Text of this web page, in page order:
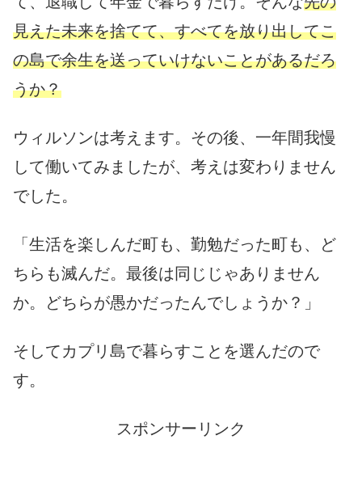
見えた未来を捨てて、すべてを放り出してこ
の島で余生を送っていけないことがあるだろ
うか？
ウィルソンは考えます。その後、一年間我慢
して働いてみましたが、考えは変わりません
でした。
「生活を楽しんだ町も、勤勉だった町も、ど
ちらも滅んだ。最後は同じじゃありません
か。どちらが愚かだったんでしょうか？」
そしてカプリ島で暮らすことを選んだので
す。
スポンサーリンク